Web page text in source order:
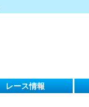
レース情報